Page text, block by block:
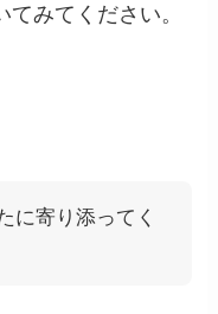
みてください。
に寄り添ってく